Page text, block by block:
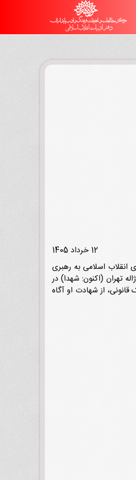
12 خرداد 1405
مدرک فوق‌دیپلم به تحصیل ادامه ‌داد. سال 1357 هم‌زمان با اوج‌گیری انقلاب اسلامی به رهبری
امام مبنی بر فرار سربازان از پادگان‌ها، به جمع مردم انقلابی پیوست. 21 بهمن 1357 در میدان ژاله تهران (اکنون: شهدا) در
از شهادت او آگاه